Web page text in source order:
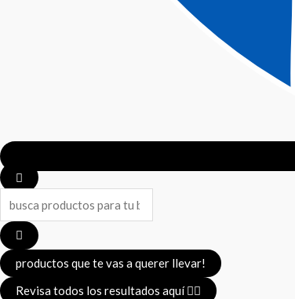
productos que te vas a querer llevar!
Revisa todos los resultados aquí 👈🏼